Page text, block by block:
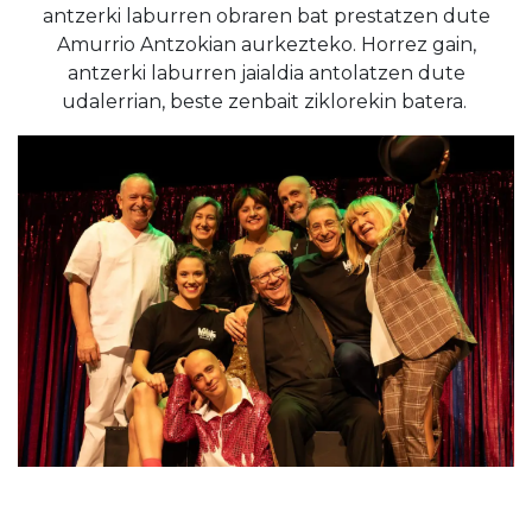
antzerki laburren obraren bat prestatzen dute
Amurrio Antzokian aurkezteko. Horrez gain,
antzerki laburren jaialdia antolatzen dute
udalerrian, beste zenbait ziklorekin batera.